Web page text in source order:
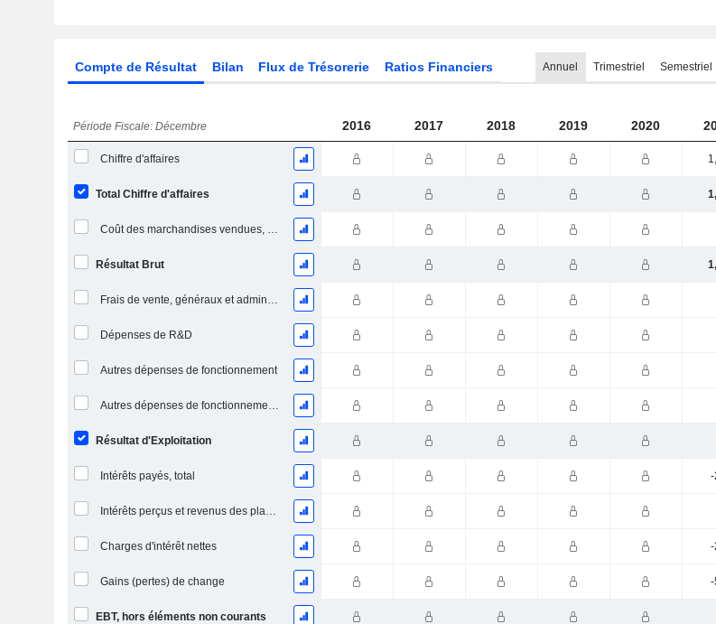
Compte de Résultat Bilan Flux de Trésorerie Ratios Financiers Annuel Trimestriel Semestriel
Période Fiscale: Décembre 2016 2017 2018 2019 2020
Chiffre d'affaires
Total Chiffre d'affaires
Coût des marchandises vendues, total
Résultat Brut
Frais de vente, généraux et administratifs, total
Dépenses de R&D
Autres dépenses de fonctionnement
Autres dépenses de fonctionnement, total
Résultat d'Exploitation
Intérêts payés, total -
Intérêts perçus et revenus des placements
Charges d'intérêt nettes -
Gains (pertes) de change -
EBT, hors éléments non courants